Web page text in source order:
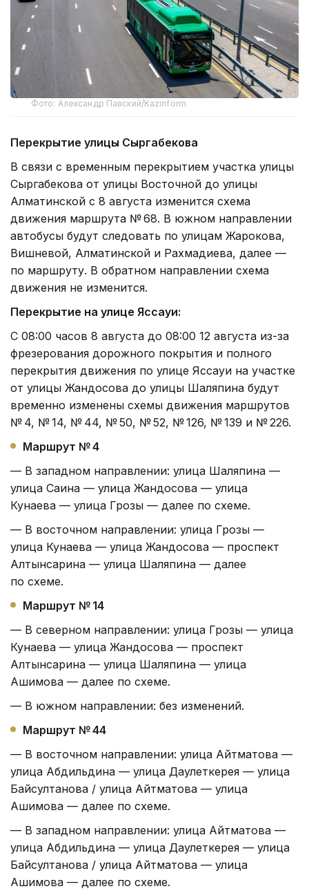
Фото: Александр Павский/Kazinform
Перекрытие улицы Сыргабекова
В связи с временным перекрытием участка улицы
Сыргабекова от улицы Восточной до улицы
Алматинской с 8 августа изменится схема
движения маршрута № 68. В южном направлении
автобусы будут следовать по улицам Жарокова,
Вишневой, Алматинской и Рахмадиева, далее —
по маршруту. В обратном направлении схема
движения не изменится.
Перекрытие на улице Яссауи:
С 08:00 часов 8 августа до 08:00 12 августа из-за
фрезерования дорожного покрытия и полного
перекрытия движения по улице Яссауи на участке
от улицы Жандосова до улицы Шаляпина будут
временно изменены схемы движения маршрутов
№ 4, № 14, № 44, № 50, № 52, № 126, № 139 и № 226.
Маршрут № 4
— В западном направлении: улица Шаляпина —
улица Саина — улица Жандосова — улица
Кунаева — улица Грозы — далее по схеме.
— В восточном направлении: улица Грозы —
улица Кунаева — улица Жандосова — проспект
Алтынсарина — улица Шаляпина — далее
по схеме.
Маршрут № 14
— В северном направлении: улица Грозы — улица
Кунаева — улица Жандосова — проспект
Алтынсарина — улица Шаляпина — улица
Ашимова — далее по схеме.
— В южном направлении: без изменений.
Маршрут № 44
— В восточном направлении: улица Айтматова —
улица Абдильдина — улица Даулеткерея — улица
Байсултанова / улица Айтматова — улица
Ашимова — далее по схеме.
— В западном направлении: улица Айтматова —
улица Абдильдина — улица Даулеткерея — улица
Байсултанова / улица Айтматова — улица
Ашимова — далее по схеме.